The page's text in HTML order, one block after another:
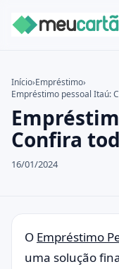
Cartão de crédito
Empréstimo
Finanças
Buscar no
Buscar por:
Pressione Enter
Início›Empréstimo›
Empréstimo pessoal Itaú:
Confira
16/01/2024
O Empréstimo
uma solução